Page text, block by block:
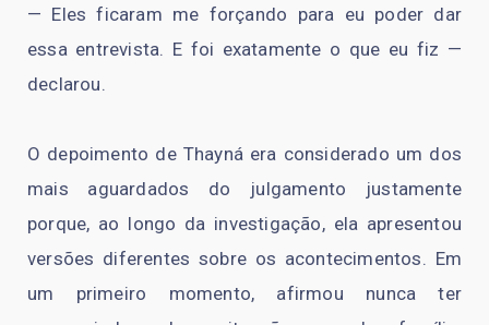
— Eles ficaram me forçando para eu poder dar
essa entrevista. E foi exatamente o que eu fiz —
declarou.
O depoimento de Thayná era considerado um dos
mais aguardados do julgamento justamente
porque, ao longo da investigação, ela apresentou
versões diferentes sobre os acontecimentos. Em
um primeiro momento, afirmou nunca ter